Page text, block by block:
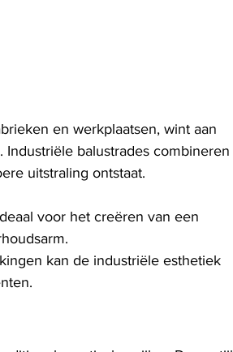
en werkplaatsen, wint aan
balustrades combineren
uitstraling ontstaat.
voor het creëren van een
kan de industriële esthetiek